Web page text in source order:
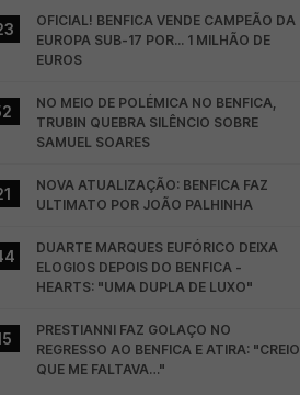
OFICIAL! BENFICA VENDE CAMPEÃO DA
EUROPA SUB-17 POR... 1 MILHÃO DE
EUROS
NO MEIO DE POLÉMICA NO BENFICA,
TRUBIN QUEBRA SILÊNCIO SOBRE
SAMUEL SOARES
NOVA ATUALIZAÇÃO: BENFICA FAZ
ULTIMATO POR JOÃO PALHINHA
DUARTE MARQUES EUFÓRICO DEIXA
ELOGIOS DEPOIS DO BENFICA -
HEARTS: "UMA DUPLA DE LUXO"
PRESTIANNI FAZ GOLAÇO NO
REGRESSO AO BENFICA E ATIRA: "CREIO
QUE ME FALTAVA…"